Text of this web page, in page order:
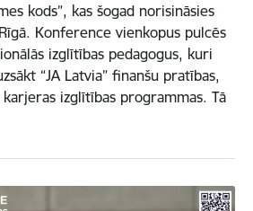
kods”, kas šogad norisināsies
Konference vienkopus pulcēs
izglītības pedagogus, kuri
“JA Latvia” finanšu pratības,
izglītības programmas. Tā